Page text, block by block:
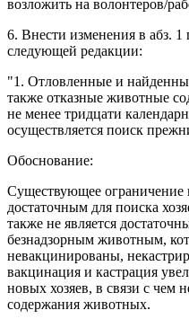
возложить на волонтеров/
6. Внести изменения в абз. 1
следующей редакции:
"1. Отловленные и
также отказные животные
не менее тридцати
осуществляется поиск
Обоснование:
Существующее ограничение
достаточным для поиска
также не является
безнадзорным животным,
невакцинированы,
вакцинация и кастрация
новых хозяев, в связи с чем
содержания животных.